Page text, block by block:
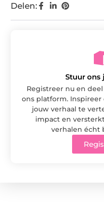
Delen:
Stuur ons
Registreer nu en
ons platform.
jouw verhaal te
impact en
verhalen écht